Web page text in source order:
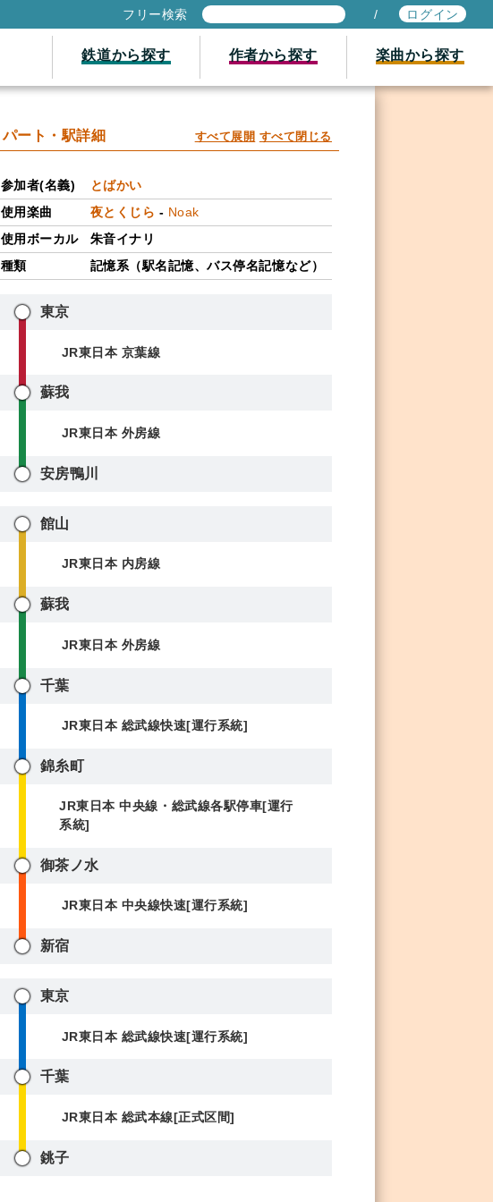
フリー検索 / ログイン
鉄道から探す 作者から探す 楽曲から探す
パート・駅詳細 すべて展開 すべて閉じる
参加者(名義)
とばかい
使用楽曲
夜とくじら - Noak
使用ボーカル
朱音イナリ
種類
記憶系（駅名記憶、バス停名記憶など）
東京
JR東日本 京葉線
蘇我
JR東日本 外房線
安房鴨川
館山
JR東日本 内房線
蘇我
JR東日本 外房線
千葉
JR東日本 総武線快速[運行系統]
錦糸町
JR東日本 中央線・総武線各駅停車[運行
系統]
御茶ノ水
JR東日本 中央線快速[運行系統]
新宿
東京
JR東日本 総武線快速[運行系統]
千葉
JR東日本 総武本線[正式区間]
銚子